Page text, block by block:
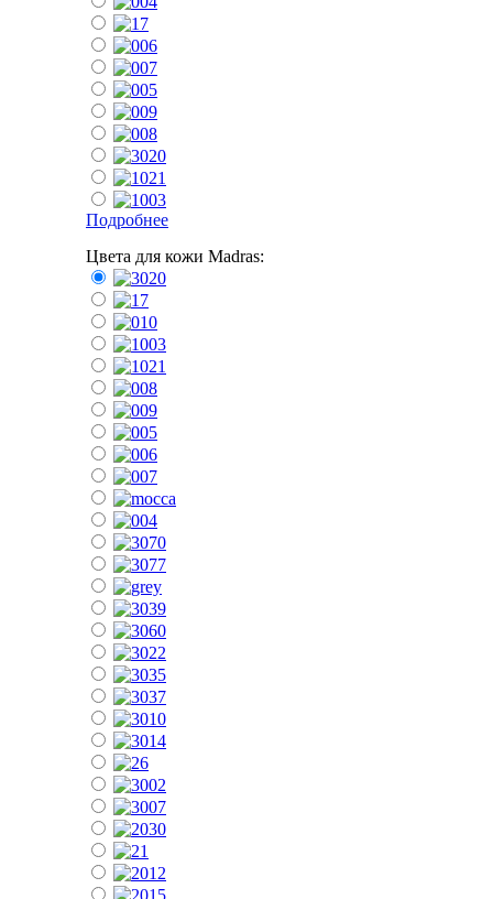
Подробнее
Цвета для кожи Madras: